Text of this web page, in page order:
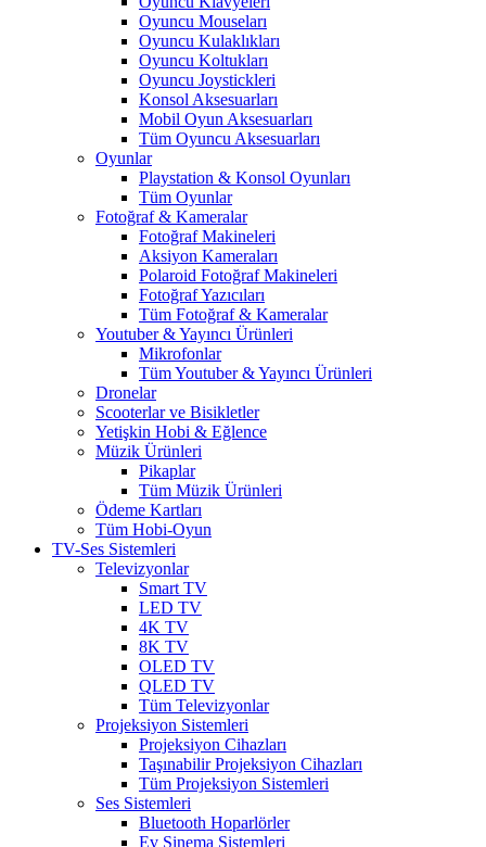
Oyuncu Mouseları
Oyuncu Kulaklıkları
Oyuncu Koltukları
Oyuncu Joystickleri
Konsol Aksesuarları
Mobil Oyun Aksesuarları
Tüm Oyuncu Aksesuarları
Oyunlar
Playstation & Konsol Oyunları
Tüm Oyunlar
Fotoğraf & Kameralar
Fotoğraf Makineleri
Aksiyon Kameraları
Polaroid Fotoğraf Makineleri
Fotoğraf Yazıcıları
Tüm Fotoğraf & Kameralar
Youtuber & Yayıncı Ürünleri
Mikrofonlar
Tüm Youtuber & Yayıncı Ürünleri
Dronelar
Scooterlar ve Bisikletler
Yetişkin Hobi & Eğlence
Müzik Ürünleri
Pikaplar
Tüm Müzik Ürünleri
Ödeme Kartları
Tüm Hobi-Oyun
TV-Ses Sistemleri
Televizyonlar
Smart TV
LED TV
4K TV
8K TV
OLED TV
QLED TV
Tüm Televizyonlar
Projeksiyon Sistemleri
Projeksiyon Cihazları
Taşınabilir Projeksiyon Cihazları
Tüm Projeksiyon Sistemleri
Ses Sistemleri
Bluetooth Hoparlörler
Ev Sinema Sistemleri